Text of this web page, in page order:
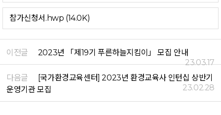
참가신청서.hwp (14.0K)
이전글
2023년 「제19기 푸른하늘지킴이」 모집 안내
23.03.17
다음글
[국가환경교육센터] 2023년 환경교육사 인턴십 상반기
운영기관 모집
23.02.28